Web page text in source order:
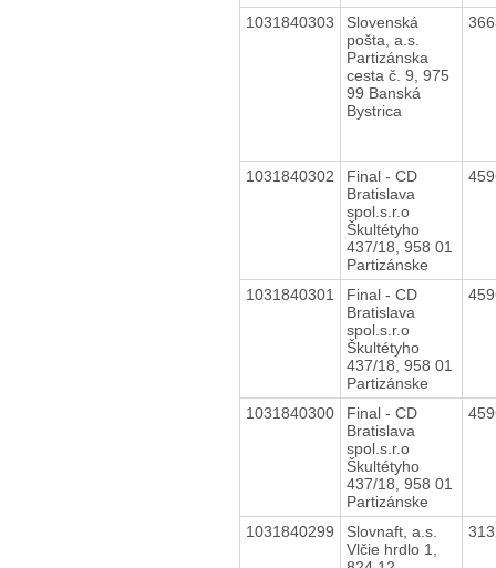
1031840303
Slovenská
pošta, a.s.
Partizánska
cesta č. 9, 975
99 Banská
Bystrica
1031840302
Final - CD
Bratislava
spol.s.r.o
Škultétyho
437/18, 958 01
Partizánske
1031840301
Final - CD
Bratislava
spol.s.r.o
Škultétyho
437/18, 958 01
Partizánske
1031840300
Final - CD
Bratislava
spol.s.r.o
Škultétyho
437/18, 958 01
Partizánske
1031840299
Slovnaft, a.s.
Vlčie hrdlo 1,